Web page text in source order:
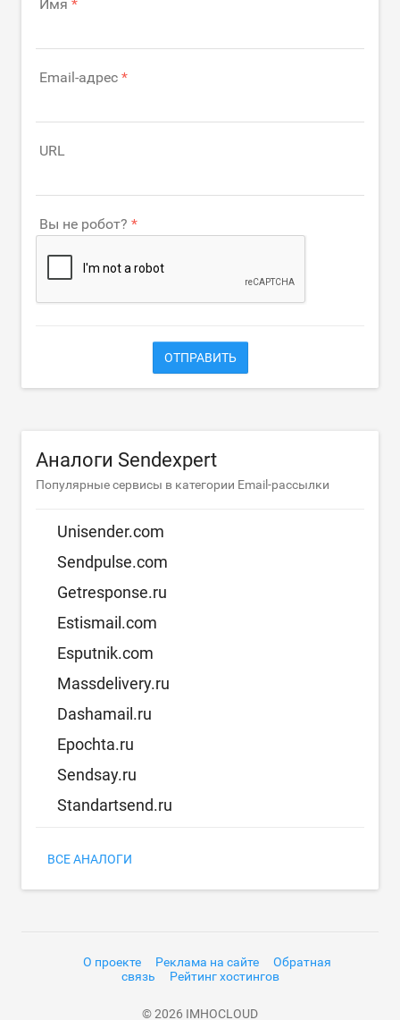
Имя
Email-адрес
URL
Вы не робот?
ОТПРАВИТЬ
Аналоги Sendexpert
Популярные сервисы в категории Email-рассылки
Unisender.com
Sendpulse.com
Getresponse.ru
Estismail.com
Esputnik.com
Massdelivery.ru
Dashamail.ru
Epochta.ru
Sendsay.ru
Standartsend.ru
ВСЕ АНАЛОГИ
О проекте Реклама на сайте
Обратная
связь
Рейтинг хостингов
© 2026 IMHOCLOUD